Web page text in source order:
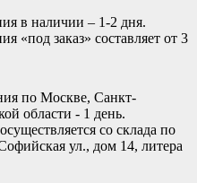
в наличии – 1-2 дня.
«под заказ» составляет от 3
по Москве, Санкт-
области - 1 день.
со склада по
ул., дом 14, литера